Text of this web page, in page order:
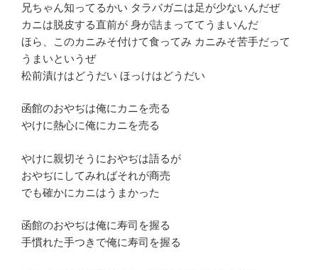
兄ちゃん知ってるかい タラバガニは足が少ないんだぜ
カニは脱皮する直前が 身が詰まっててうまいんだ
ほら、このカニみそ付けて食ってみ カニみそ苦手だって
うまいというぜ
松前漬けはどうだい ほっけはどうだい
函館のおやぢは俺にカニを売る
やけに熱心に俺にカニを売る
やけに親切そうにおやぢは語るが
おやぢにしてみればそれが商売
でも確かにカニはうまかった
函館のおやぢは俺に寿司を握る
手慣れた手つきで俺に寿司を握る